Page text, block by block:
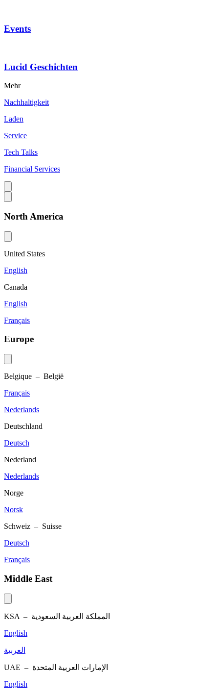
Events
Lucid Geschichten
Mehr
Nachhaltigkeit
Laden
Service
Tech Talks
Financial Services
North America
United States
English
Canada
English
Français
Europe
Belgique – België
Français
Nederlands
Deutschland
Deutsch
Nederland
Nederlands
Norge
Norsk
Schweiz – Suisse
Deutsch
Français
Middle East
KSA – المملكة العربية السعودية
English
العربية
UAE – الإمارات العربية المتحدة
English